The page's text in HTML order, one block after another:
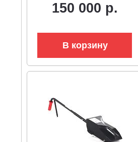
150 000 р.
В корзину